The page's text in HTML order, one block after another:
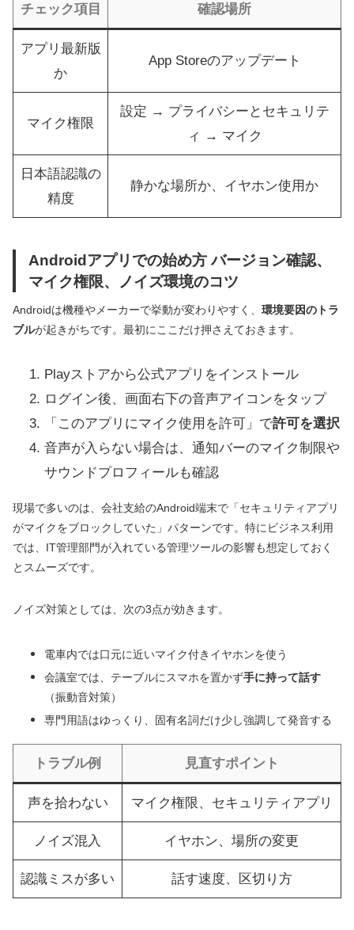
チェック項目 確認場所
アプリ最新版
か
App Storeのアップデート
マイク権限
設定 → プライバシーとセキュリテ
ィ → マイク
日本語認識の
精度
静かな場所か、イヤホン使用か
Androidアプリでの始め方 バージョン確認、
マイク権限、ノイズ環境のコツ
Androidは機種やメーカーで挙動が変わりやすく、 環境要因のトラ
ブルが起きがちです。最初にここだけ押さえておきます。
Playストアから公式アプリをインストール
ログイン後、画面右下の音声アイコンをタップ
「このアプリにマイク使用を許可」で許可を選択
音声が入らない場合は、通知バーのマイク制限や
サウンドプロフィールも確認
現場で多いのは、会社支給のAndroid端末で「セキュリティアプリ
がマイクをブロックしていた」パターンです。特にビジネス利用
では、IT管理部門が入れている管理ツールの影響も想定しておく
とスムーズです。
ノイズ対策としては、次の3点が効きます。
電車内では口元に近いマイク付きイヤホンを使う
会議室では、テーブルにスマホを置かず手に持って話す
（振動音対策）
専門用語はゆっくり、固有名詞だけ少し強調して発音する
トラブル例 見直すポイント
声を拾わない マイク権限、セキュリティアプリ
ノイズ混入 イヤホン、場所の変更
認識ミスが多い 話す速度、区切り方